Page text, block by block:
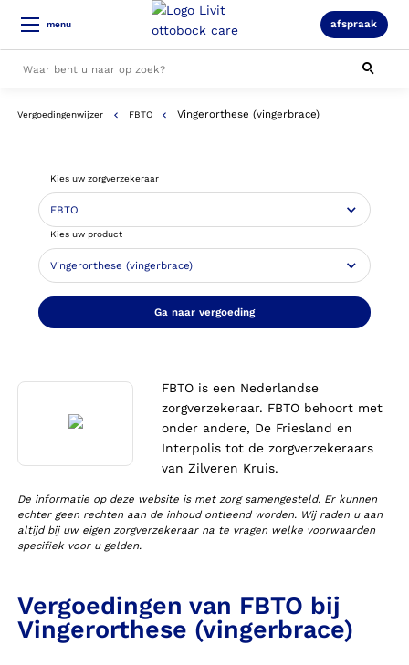
menu afspraak
Alle resultaten
Vergoedingenwijzer FBTO Vingerorthese (vingerbrace)
Kies uw zorgverzekeraar
Kies uw product
Ga naar vergoeding
FBTO is een Nederlandse
zorgverzekeraar. FBTO behoort met
onder andere, De Friesland en
Interpolis tot de zorgverzekeraars
van Zilveren Kruis.
De informatie op deze website is met zorg samengesteld. Er kunnen
echter geen rechten aan de inhoud ontleend worden. Wij raden u aan
altijd bij uw eigen zorgverzekeraar na te vragen welke voorwaarden
specifiek voor u gelden.
Vergoedingen van FBTO bij
Vingerorthese (vingerbrace)